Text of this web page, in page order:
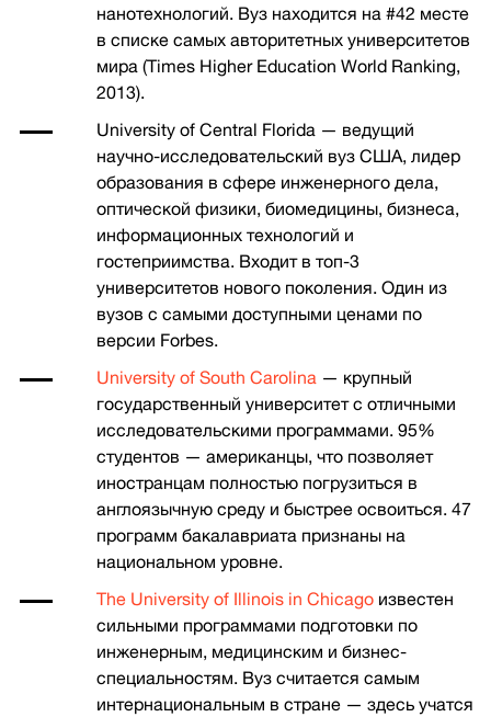
нанотехнологий. Вуз находится на #42 месте
в списке самых авторитетных университетов
мира (Times Higher Education World Ranking,
2013).
University of Central Florida — ведущий
научно-исследовательский вуз США, лидер
образования в сфере инженерного дела,
оптической физики, биомедицины, бизнеса,
информационных технологий и
гостеприимства. Входит в топ-3
университетов нового поколения. Один из
вузов с самыми доступными ценами по
версии Forbes.
University of South Carolina — крупный
государственный университет с отличными
исследовательскими программами. 95%
студентов — американцы, что позволяет
иностранцам полностью погрузиться в
англоязычную среду и быстрее освоиться. 47
программ бакалавриата признаны на
национальном уровне.
The University of Illinois in Chicago известен
сильными программами подготовки по
инженерным, медицинским и бизнес-
специальностям. Вуз считается самым
интернациональным в стране — здесь учатся